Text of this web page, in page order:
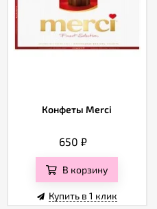
Конфеты Merci
650 ₽
В корзину
Купить в 1 клик